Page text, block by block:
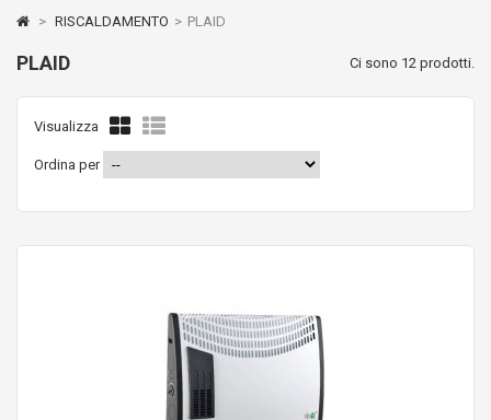
> RISCALDAMENTO > PLAID
PLAID Ci sono 12 prodotti.
Visualizza
Ordina per